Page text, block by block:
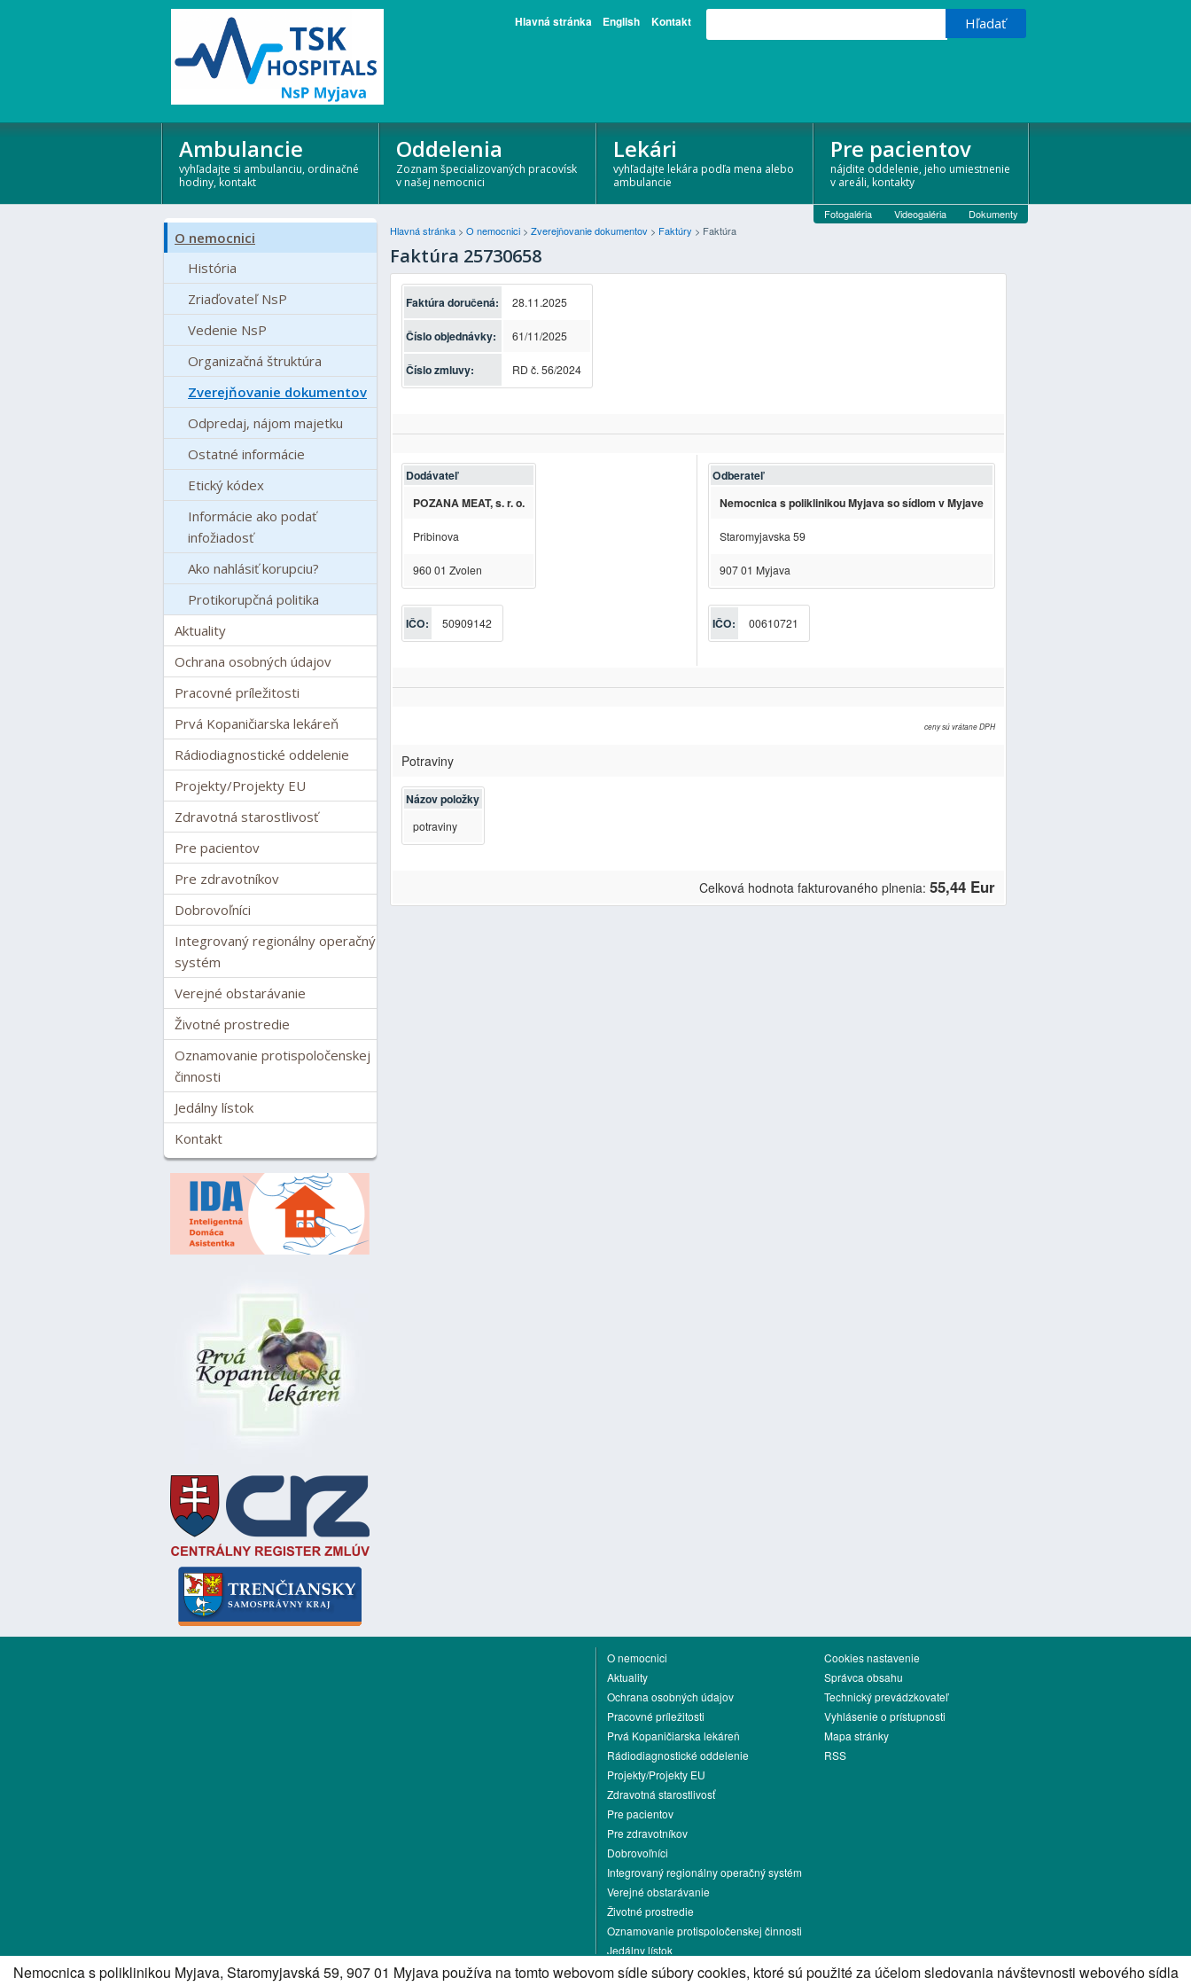
Hlavná stránka English Kontakt
Ambulancie
vyhľadajte si ambulanciu, ordinačné
hodiny, kontakt
Oddelenia
Zoznam špecializovaných pracovísk
v našej nemocnici
Lekári
vyhľadajte lekára podľa mena alebo
ambulancie
Pre pacientov
nájdite oddelenie, jeho umiestnenie
v areáli, kontakty
O nemocnici
História
Zriaďovateľ NsP
Vedenie NsP
Organizačná štruktúra
Zverejňovanie dokumentov
Odpredaj, nájom majetku
Ostatné informácie
Etický kódex
Informácie ako podať
infožiadosť
Ako nahlásiť korupciu?
Protikorupčná politika
Aktuality
Ochrana osobných údajov
Pracovné príležitosti
Prvá Kopaničiarska lekáreň
Rádiodiagnostické oddelenie
Projekty/Projekty EU
Zdravotná starostlivosť
Pre pacientov
Pre zdravotníkov
Dobrovoľníci
Integrovaný regionálny operačný
systém
Verejné obstarávanie
Životné prostredie
Oznamovanie protispoločenskej
činnosti
Jedálny lístok
Kontakt
Fotogaléria Videogaléria
Dokumenty
Hlavná stránka > O nemocnici > Zverejňovanie dokumentov > Faktúry > Faktúra
Faktúra 25730658
Faktúra doručená: 28.11.2025
Číslo objednávky: 61/11/2025
Číslo zmluvy: RD č. 56/2024
Dodávateľ
POZANA MEAT, s. r. o.
Pribinova
960 01 Zvolen
IČO: 50909142
Odberateľ
Nemocnica s poliklinikou Myjava so sídlom v Myjave
Staromyjavska 59
907 01 Myjava
IČO: 00610721
ceny sú vrátane DPH
Potraviny
Názov položky
potraviny
Celková hodnota fakturovaného plnenia: 55,44 Eur
O nemocnici
Aktuality
Ochrana osobných údajov
Pracovné príležitosti
Prvá Kopaničiarska lekáreň
Rádiodiagnostické oddelenie
Projekty/Projekty EU
Zdravotná starostlivosť
Pre pacientov
Pre zdravotníkov
Dobrovoľníci
Integrovaný regionálny operačný systém
Verejné obstarávanie
Životné prostredie
Oznamovanie protispoločenskej činnosti
Jedálny lístok
Kontakt
Cookies nastavenie
Správca obsahu
Technický prevádzkovateľ
Vyhlásenie o prístupnosti
Mapa stránky
RSS
Nemocnica s poliklinikou Myjava, Staromyjavská 59, 907 01 Myjava používa na tomto webovom sídle súbory cookies, ktoré sú použité za účelom sledovania návštevnosti webového sídla